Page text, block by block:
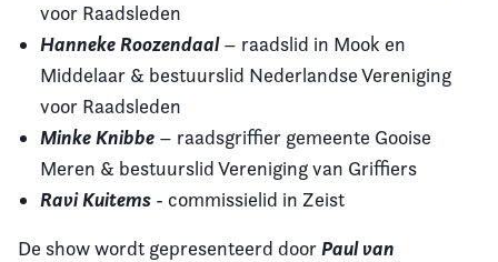
voor Raadsleden
Hanneke Roozendaal– raadslid in Mook en
Middelaar & bestuurslid Nederlandse Vereniging
voor Raadsleden
Minke Knibbe – raadsgriffier gemeente Gooise
Meren & bestuurslid Vereniging van Griffiers
Ravi Kuitems - commissielid in Zeist
De show wordt gepresenteerd doorPaul van